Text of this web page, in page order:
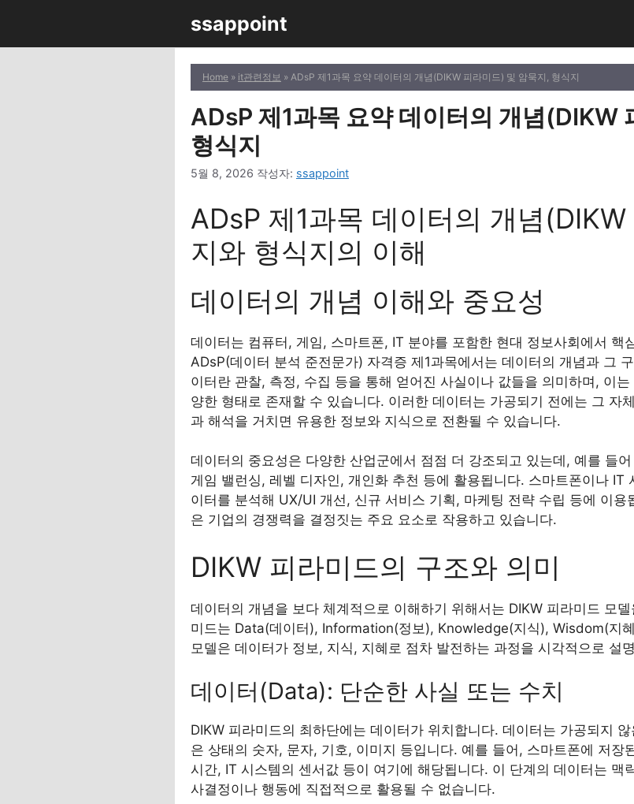
츠
ssappoint
Home » it관련정보 » ADsP 제1과목 요약 데이터의 개념(DIKW 피라미드) 및 암묵지, 형식지
ADsP 제1과목 요약 데이터의 개념(DIKW
형식지
5월 8, 2026 작성자: ssappoint
ADsP 제1과목 데이터의 개념
지와 형식지의 이해
데이터의 개념 이해와 중요성
데이터는 컴퓨터, 게임, 스마트폰, IT 분야를 포함한 현대 정보사회에서 핵
ADsP(데이터 분석 준전문가) 자격증 제1과목에서는 데이터의 개념과 그
이터란 관찰, 측정, 수집 등을 통해 얻어진 사실이나 값들을 의미하며, 이
양한 형태로 존재할 수 있습니다. 이러한 데이터는 가공되기 전에는 그 자
과 해석을 거치면 유용한 정보와 지식으로 전환될 수 있습니다.
데이터의 중요성은 다양한 산업군에서 점점 더 강조되고 있는데, 예를 들
게임 밸런싱, 레벨 디자인, 개인화 추천 등에 활용됩니다. 스마트폰이나 IT
이터를 분석해 UX/UI 개선, 신규 서비스 기획, 마케팅 전략 수립 등에 이용
은 기업의 경쟁력을 결정짓는 주요 요소로 작용하고 있습니다.
DIKW 피라미드의 구조와 의미
데이터의 개념을 보다 체계적으로 이해하기 위해서는 DIKW 피라미드 모
미드는 Data(데이터), Information(정보), Knowledge(지식), Wisdom(지
모델은 데이터가 정보, 지식, 지혜로 점차 발전하는 과정을 시각적으로 설
데이터(Data): 단순한 사실 또는 수치
DIKW 피라미드의 최하단에는 데이터가 위치합니다. 데이터는 가공되지
은 상태의 숫자, 문자, 기호, 이미지 등입니다. 예를 들어, 스마트폰에 저장
시간, IT 시스템의 센서값 등이 여기에 해당됩니다. 이 단계의 데이터는 맥
사결정이나 행동에 직접적으로 활용될 수 없습니다.